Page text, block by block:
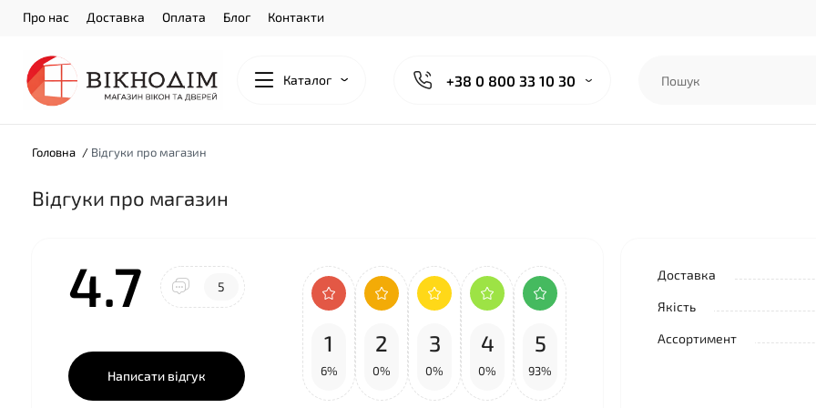
Про нас Доставка Оплата Блог Контакти
Каталог +38 0 800 33 10 30
Головна Відгуки про магазин
Відгуки про магазин
4.7 5
Написати відгук
1
6%
2
0%
3
0%
4
0%
5
93%
Доставка
Якість
Ассортимент